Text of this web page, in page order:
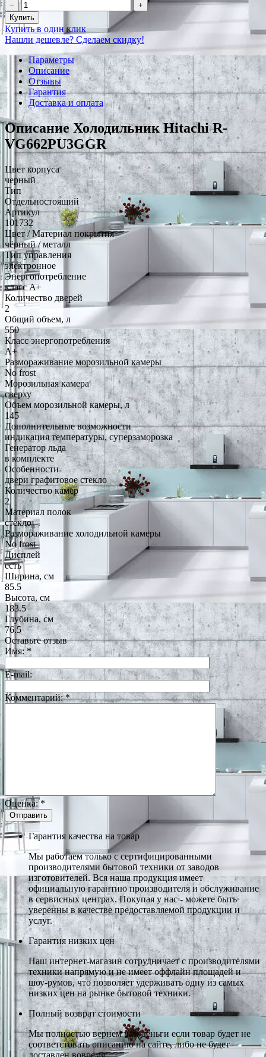
−
+
Купить
Купить в один клик
Нашли дешевле? Сделаем скидку!
Параметры
Описание
Отзывы
Гарантия
Доставка и оплата
Описание Холодильник Hitachi R-
VG662PU3GGR
Цвет корпуса
черный
Тип
Отдельностоящий
Артикул
101732
Цвет / Материал покрытия
чёрный / металл
Тип управления
электронное
Энергопотребление
класс A+
Количество дверей
2
Общий объем, л
550
Класс энергопотребления
A+
Размораживание морозильной камеры
No frost
Морозильная камера
сверху
Объем морозильной камеры, л
145
Дополнительные возможности
индикация температуры, суперзаморозка
Генератор льда
в комплекте
Особенности
двери графитовое стекло
Количество камер
2
Материал полок
стекло
Размораживание холодильной камеры
No frost
Дисплей
есть
Ширина, см
85.5
Высота, см
183.5
Глубина, см
76.5
Оставьте отзыв
Имя:*
E-mail:
Комментарий:*
Оценка:*
Гарантия качества на товар
Мы работаем только с сертифицированными
производителями бытовой техники от заводов
изготовителей. Вся наша продукция имеет
официальную гарантию производителя и обслуживание
в сервисных центрах. Покупая у нас - можете быть
уверенны в качестве предоставляемой продукции и
услуг.
Гарантия низких цен
Наш интернет-магазин сотрудничает с производителями
техники напрямую и не имеет оффлайн площадей и
шоу-румов, что позволяет удерживать одну из самых
низких цен на рынке бытовой техники.
Полный возврат стоимости
Мы полностью вернем вам деньги если товар будет не
соответстовать описанию на сайте, либо не будет
доставлен вовремя.